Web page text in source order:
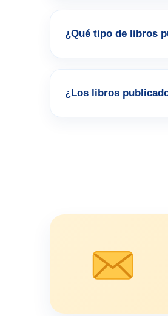
¿Qué tipo de libros
¿Los libros